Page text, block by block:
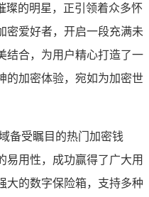
璨的明星，正引领着众多怀
密爱好者，开启一段充满未
结合，为用户精心打造了一
的加密体验，宛如为加密世
备受瞩目的热门加密钱
易用性，成功赢得了广大用
大的数字保险箱，支持多种